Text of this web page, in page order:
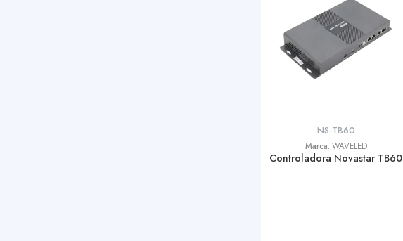
NS-TB60
Marca: WAVELED
Controladora Novastar TB60